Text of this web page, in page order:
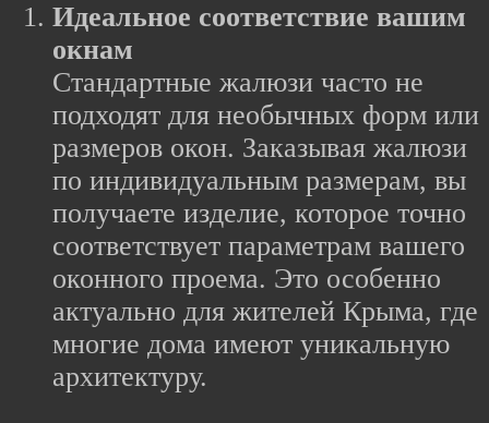
Идеальное соответствие вашим
окнам
Стандартные жалюзи часто не
подходят для необычных форм или
размеров окон. Заказывая жалюзи
по индивидуальным размерам, вы
получаете изделие, которое точно
соответствует параметрам вашего
оконного проема. Это особенно
актуально для жителей Крыма, где
многие дома имеют уникальную
архитектуру.